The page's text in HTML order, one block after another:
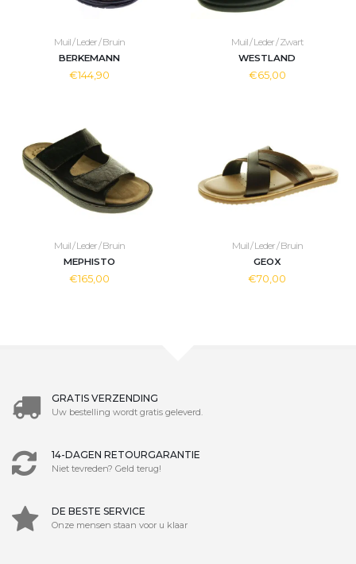
Muil / Leder / Bruin
BERKEMANN
€144,90
Muil / Leder / Zwart
WESTLAND
€65,00
Muil / Leder / Bruin
MEPHISTO
€165,00
Muil / Leder / Bruin
GEOX
€70,00
GRATIS VERZENDING
Uw bestelling wordt gratis geleverd.
14-DAGEN RETOURGARANTIE
Niet tevreden? Geld terug!
DE BESTE SERVICE
Onze mensen staan voor u klaar